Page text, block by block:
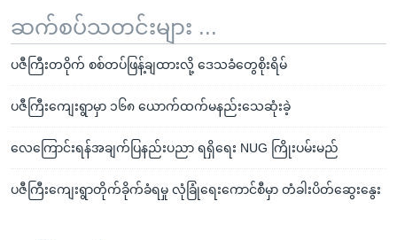
ဆက်စပ်သတင်းများ ...
ပဇီကြီးတဝိုက် စစ်တပ်ဖြန့်ချထားလို့ ဒေသခံတွေစိုးရိမ်
ပဇီကြီးကျေးရွာမှာ ၁၆၈ ယောက်ထက်မနည်းသေဆုံးခဲ့
လေကြောင်းရန်အချက်ပြနည်းပညာ ရရှိရေး NUG ကြိုးပမ်းမည်
ပဇီကြီးကျေးရွာတိုက်ခိုက်ခံရမှု လုံခြုံရေးကောင်စီမှာ တံခါးပိတ်ဆွေးနွေး